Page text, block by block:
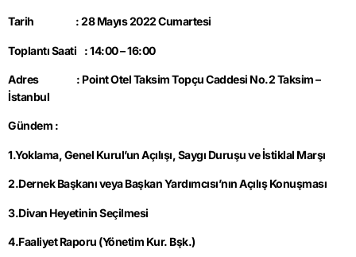
Tarih : 28 Mayıs 2022 Cumartesi
Toplantı Saati : 14:00 – 16:00
Adres : Point Otel Taksim Topçu Caddesi No.2 Taksim –
İstanbul
Gündem :
1.Yoklama, Genel Kurul’un Açılışı, Saygı Duruşu ve İstiklal Marşı
2.Dernek Başkanı veya Başkan Yardımcısı’nın Açılış Konuşması
3.Divan Heyetinin Seçilmesi
4.Faaliyet Raporu (Yönetim Kur. Bşk.)